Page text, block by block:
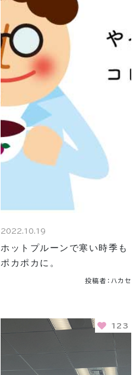
2022.10.19
ホットプルーンで寒い時季も
ポカポカに。
投稿者：ハカセ
123